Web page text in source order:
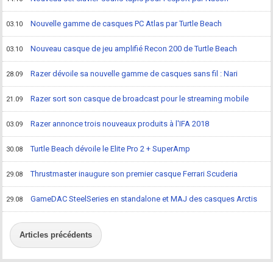
03.10 Nouvelle gamme de casques PC Atlas par Turtle Beach
03.10 Nouveau casque de jeu amplifié Recon 200 de Turtle Beach
28.09 Razer dévoile sa nouvelle gamme de casques sans fil : Nari
21.09 Razer sort son casque de broadcast pour le streaming mobile
03.09 Razer annonce trois nouveaux produits à l'IFA 2018
30.08 Turtle Beach dévoile le Elite Pro 2 + SuperAmp
29.08 Thrustmaster inaugure son premier casque Ferrari Scuderia
29.08 GameDAC SteelSeries en standalone et MAJ des casques Arctis
Articles précédents